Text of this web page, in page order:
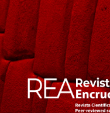
Navegación
principal
Contenido
principal
Barra
lateral